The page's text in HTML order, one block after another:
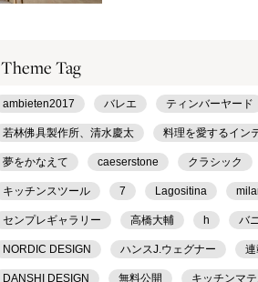
Theme Tag
ambieten2017 バレエ ティンバーヤード
若林佛具製作所、清水慶太 料理を愛するイン
夢をかなえて caeserstone クラシック
キッチンスツール 7 Lagositina
センプレギャラリー 高橋大輔 h バ
NORDIC DESIGN ハンスJ.ウェグナー
DANSHI DESIGN 無料公開 キッチンマ